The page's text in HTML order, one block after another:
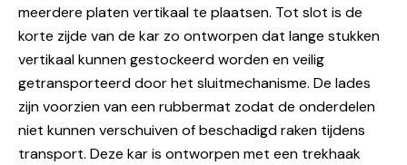
meerdere platen vertikaal te plaatsen. Tot slot is de
korte zijde van de kar zo ontworpen dat lange stukken
vertikaal kunnen gestockeerd worden en veilig
getransporteerd door het sluitmechanisme. De lades
zijn voorzien van een rubbermat zodat de onderdelen
niet kunnen verschuiven of beschadigd raken tijdens
transport. Deze kar is ontworpen met een trekhaak